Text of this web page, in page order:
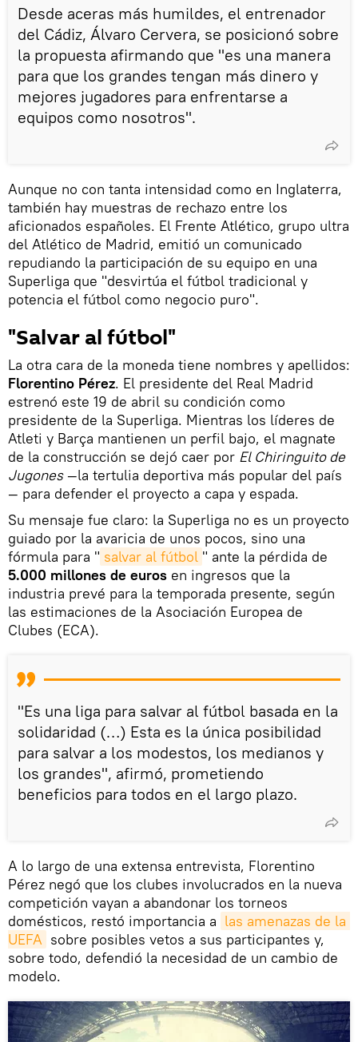
Desde aceras más humildes, el entrenador
del Cádiz, Álvaro Cervera, se posicionó sobre
la propuesta afirmando que "es una manera
para que los grandes tengan más dinero y
mejores jugadores para enfrentarse a
equipos como nosotros".
Aunque no con tanta intensidad como en Inglaterra,
también hay muestras de rechazo entre los
aficionados españoles. El Frente Atlético, grupo ultra
del Atlético de Madrid, emitió un comunicado
repudiando la participación de su equipo en una
Superliga que "desvirtúa el fútbol tradicional y
potencia el fútbol como negocio puro".
"Salvar al fútbol"
La otra cara de la moneda tiene nombres y apellidos:
Florentino Pérez. El presidente del Real Madrid
estrenó este 19 de abril su condición como
presidente de la Superliga. Mientras los líderes de
Atleti y Barça mantienen un perfil bajo, el magnate
de la construcción se dejó caer por El Chiringuito de
Jugones—la tertulia deportiva más popular del país
— para defender el proyecto a capa y espada.
Su mensaje fue claro: la Superliga no es un proyecto
guiado por la avaricia de unos pocos, sino una
fórmula para " salvar al fútbol " ante la pérdida de
5.000 millones de euros en ingresos que la
industria prevé para la temporada presente, según
las estimaciones de la Asociación Europea de
Clubes (ECA).
"Es una liga para salvar al fútbol basada en la
solidaridad (…) Esta es la única posibilidad
para salvar a los modestos, los medianos y
los grandes", afirmó, prometiendo
beneficios para todos en el largo plazo.
A lo largo de una extensa entrevista, Florentino
Pérez negó que los clubes involucrados en la nueva
competición vayan a abandonar los torneos
domésticos, restó importancia a las amenazas de la
UEFA sobre posibles vetos a sus participantes y,
sobre todo, defendió la necesidad de un cambio de
modelo.